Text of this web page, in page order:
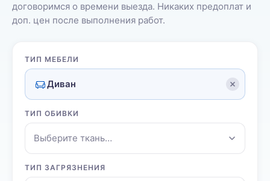
договоримся о времени выезда. Никаких предоплат и
доп. цен после выполнения работ.
ТИП МЕБЕЛИ
Диван
ТИП ОБИВКИ
Выберите ткань…
ТИП ЗАГРЯЗНЕНИЯ